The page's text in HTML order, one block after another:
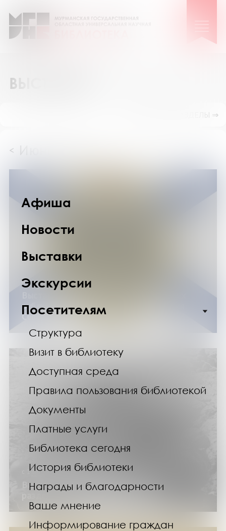
Афиша
Новости
Выставки
Экскурсии
Посетителям
Структура
Визит в библиотеку
Доступная среда
Правила пользования библиотекой
Документы
Платные услуги
Библиотека сегодня
История библиотеки
Награды и благодарности
Ваше мнение
Информирование граждан
ВЫСТАВКИ
< Июнь 2026
с 1 по 30 июня 2026 года
рубежей России»: ко Дню образования
Северного флота
с 1 по 30 июня 2026 года
Выставка изданий «22 июня: день,
разделивший время»
ПОКАЗАТЬ ПОДРАЗДЕЛЫ ⇒